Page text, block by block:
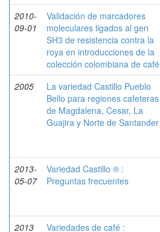
2010-
09-01
Validación de marcadores
moleculares ligados al gen
SH3 de resistencia contra la
roya en introducciones de la
colección colombiana de café
2005
La variedad Castillo Pueblo
Bello para regiones cafeteras
de Magdalena, Cesar, La
Guajira y Norte de Santander
2013-
05-07
Variedad Castillo ® :
Preguntas frecuentes
2013
Variedades de café :